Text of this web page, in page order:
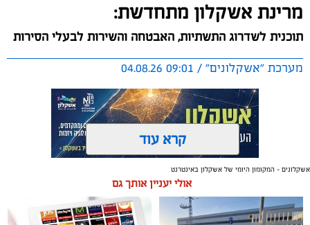
מרינת אשקלון מתחדשת:
תוכנית לשדרוג התשתיות, האבטחה והשירות לבעלי הסירות
מערכת "אשקלונים" / 09:01 04.08.26
תגים:אשקלון, מרינה
החברה הכלכלית הציגה לנציגי בעלי כלי השייט במרינה
קרא עוד
אשקלונים - המקומון היומי של אשקלון באינטרנט
אולי יעניין אותך גם